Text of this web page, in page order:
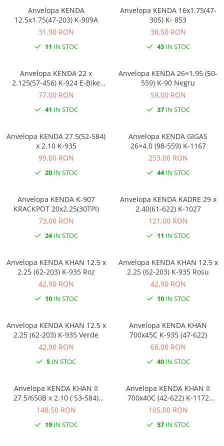
Anvelopa KENDA
12.5x1.75(47-203) K-909A
31,90 RON
11 IN STOC
Anvelopa KENDA 16x1.75(47-
305) K- 853
38,50 RON
43IN STOC
Anvelopa KENDA 22 x
2.125(57-456) K-924 E-Bike
Negru
77,00 RON
41 IN STOC
Anvelopa KENDA 26×1.95 (50-
559) K-90 Negru
59,00 RON
37IN STOC
Anvelopa KENDA 27.5(52-584)
x 2.10 K-935
99,00 RON
20IN STOC
Anvelopa KENDA GIGAS
26×4.0 (98-559) K-1167
253,00 RON
44IN STOC
Anvelopa KENDA K-907
KRACKPOT 20x2.25(30TPI)
73,00 RON
24IN STOC
Anvelopa KENDA KADRE 29 x
2.40(61-622) K-1027
121,00 RON
11 IN STOC
Anvelopa KENDA KHAN 12.5 x
2.25 (62-203) K-935 Roz
42,90 RON
10IN STOC
Anvelopa KENDA KHAN 12.5 x
2.25 (62-203) K-935 Rosu
42,90 RON
10IN STOC
Anvelopa KENDA KHAN 12.5 x
2.25 (62-203) K-935 Verde
42,90 RON
5 IN STOC
Anvelopa KENDA KHAN
700x45C K-935 (47-622)
68,00 RON
40IN STOC
Anvelopa KENDA KHAN II
27.5/650B x 2.10 ( 53-584)
Reflex E-Bike
148,50 RON
19IN STOC
Anvelopa KENDA KHAN II
700x40C (42-622) K-1172
Crem/Reflex
105,00 RON
57IN STOC